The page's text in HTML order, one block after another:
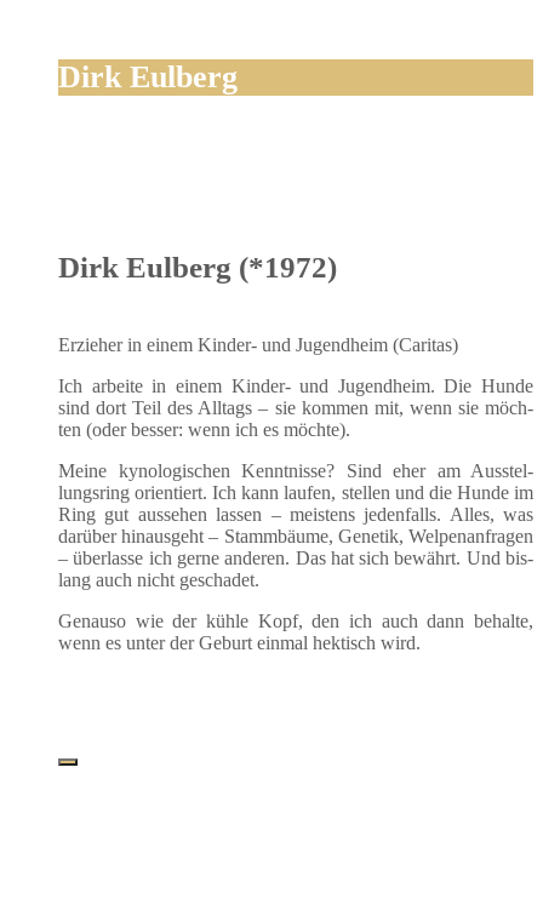
Dirk Eulberg
Dirk Eulberg (*1972)
Erzie­her in einem Kin­der- und Jugend­heim (Cari­tas)
Ich arbei­te in einem Kin­der- und Jugend­heim. Die Hun­de
sind dort Teil des All­tags – sie kom­men mit, wenn sie möch­
ten (oder bes­ser: wenn ich es möchte).
Mei­ne kyno­lo­gi­schen Kennt­nis­se? Sind eher am Aus­stel­
lungs­ring ori­en­tiert. Ich kann lau­fen, stel­len und die Hun­de im
Ring gut aus­se­hen las­sen – meis­tens jeden­falls. Alles, was
dar­über hin­aus­geht – Stamm­bäu­me, Gene­tik, Wel­pen­an­fra­gen
– über­las­se ich ger­ne ande­ren. Das hat sich bewährt. Und bis­
lang auch nicht geschadet.
Genau­so wie der küh­le Kopf, den ich auch dann behal­te,
wenn es unter der Geburt ein­mal hek­tisch wird.